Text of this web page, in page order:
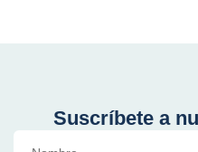
Suscríbete a